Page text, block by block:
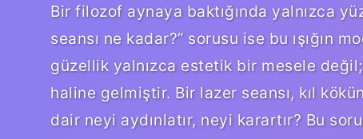
Bir filozof aynaya baktığında yalnızca
seansı ne kadar?” sorusu ise bu ışığın
güzellik yalnızca estetik bir mesele değil;
haline gelmiştir. Bir lazer seansı, kıl
dair neyi aydınlatır, neyi karartır? Bu